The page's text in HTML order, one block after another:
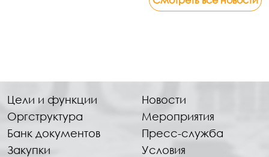
Цели и функции
Оргструктура
Банк документов
Закупки
Новости
Мероприятия
Пресс-служба
Условия